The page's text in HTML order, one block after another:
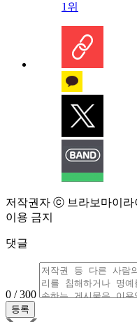
1위
저작권자 ⓒ 브라보마이라
이용 금지
댓글
0 / 300